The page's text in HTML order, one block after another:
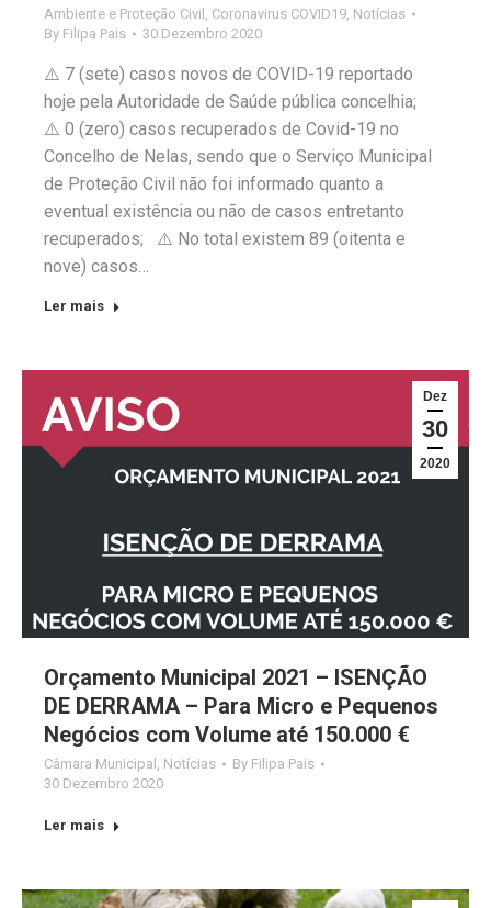
Ambiente e Proteção Civil , Coronavirus COVID19, Notícias
By Filipa Pais 30 Dezembro 2020
⚠️ 7 (sete) casos novos de COVID-19 reportado
hoje pela Autoridade de Saúde pública concelhia;
⚠️ 0 (zero) casos recuperados de Covid-19 no
Concelho de Nelas, sendo que o Serviço Municipal
de Proteção Civil não foi informado quanto a
eventual existência ou não de casos entretanto
recuperados; ⚠️ No total existem 89 (oitenta e
nove) casos…
Ler mais
Dez
30
2020
Orçamento Municipal 2021 – ISENÇÃO
DE DERRAMA – Para Micro e Pequenos
Negócios com Volume até 150.000 €
Câmara Municipal , Notícias By Filipa Pais
30 Dezembro 2020
Ler mais